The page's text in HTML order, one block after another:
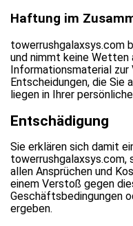
Haftung im
towerrushgalaxsys.com
und nimmt keine Wetten
Informationsmaterial zur
Entscheidungen, die
liegen in Ihrer
Entschädigung
Sie erklären sich damit
towerrushgalaxsys.com,
allen Ansprüchen und
einem Verstoß gegen
Geschäftsbedingungen
ergeben.